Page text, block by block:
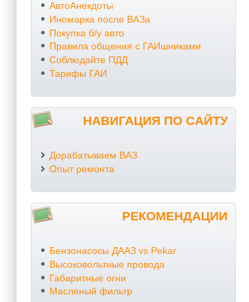
АвтоАнекдоты
Иномарка после ВАЗа
Покупка б/у авто
Правила общения с ГАИшниками
Соблюдайте ПДД
Тарифы ГАИ
НАВИГАЦИЯ ПО САЙТУ
Дорабатываем ВАЗ
Опыт ремонта
РЕКОМЕНДАЦИИ
Бензонасосы ДААЗ vs Pekar
Высоковольтные провода
Габаритные огни
Масляный фильтр